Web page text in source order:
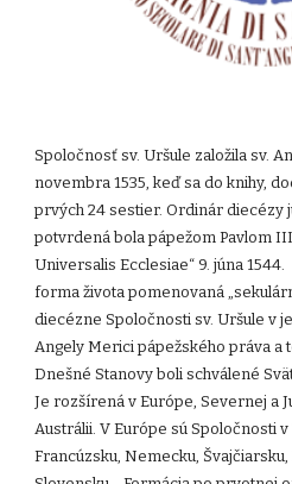
Spoločnosť sv. Uršule založila sv.
novembra 1535, keď sa do knihy,
prvých 24 sestier. Ordinár diecézy
potvrdená bola pápežom Pavlom
Universalis Ecclesiae“ 9. júna
forma života pomenovaná
diecézne Spoločnosti sv. Uršule v
Angely Merici pápežského práva
Dnešné Stanovy boli schválené
Je rozšírená v Európe, Severnej a
Austrálii. V Európe sú Spoločnosti v
Francúzsku, Nemecku, Švajčiarsku,